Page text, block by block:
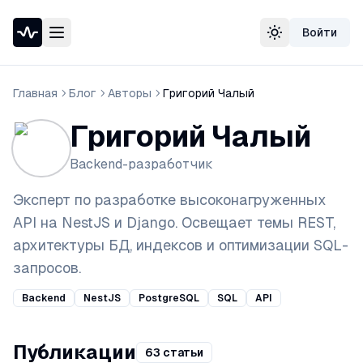
Проверка доступности сайта
Whois домена
DNS-проверка домена
Проверка порта
Проверка SSL-сертификата
Проверка в реестре РКН
Сменить тему
Войти
Главная Блог Авторы Григорий Чалый
Григорий Чалый
Backend-разработчик
Эксперт по разработке высоконагруженных
API на NestJS и Django. Освещает темы REST,
архитектуры БД, индексов и оптимизации SQL-
запросов.
Backend NestJS PostgreSQL SQL API
Публикации 63 статьи